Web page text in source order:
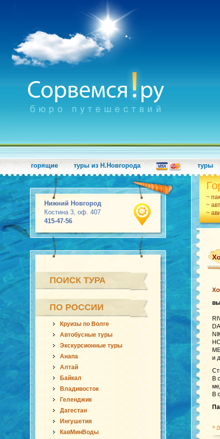
горящие туры из Н.Новгорода туры
Нижний Новгород
Костина 3, оф. 407
415-47-56
~
~
~
ПОИСК ТУРА
ПО РОССИИ
Круизы по Волге
Автобусные туры
Экскурсионные туры
Анапа
Алтай
Байкал
Владивосток
Геленджик
Дагестан
Ингушетия
КавМинВоды
и
В
В
»